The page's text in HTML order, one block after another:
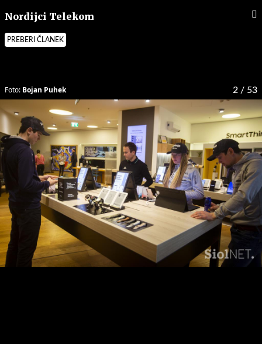
Nordijci Telekom
PREBERI ČLANEK
2 / 53
Foto: Bojan Puhek